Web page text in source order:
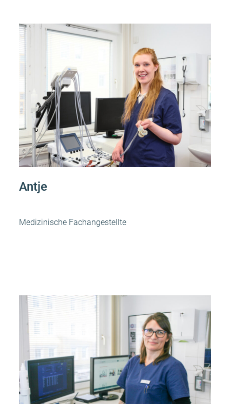
Antje
Medizinische Fachangestellte